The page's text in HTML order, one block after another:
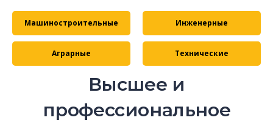
Машиностроительные Инженерные
Аграрные Технические
Высшее и
профессиональное